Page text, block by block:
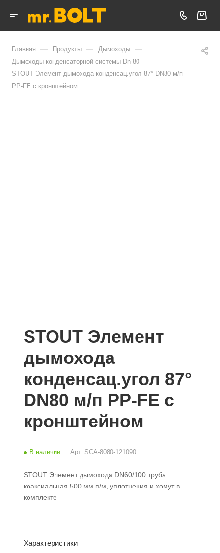
Главная — Продукты — Дымоходы —
Дымоходы конденсаторной системы Dn 80 —
STOUT Элемент дымохода конденсац.угол 87° DN80 м/п
PP-FE с кронштейном
STOUT Элемент
дымохода
конденсац.угол 87°
DN80 м/п PP-FE с
кронштейном
В наличии Арт. SCA-8080-121090
STOUT Элемент дымохода DN60/100 труба
коаксиальная 500 мм п/м, уплотнения и хомут в
комплекте
Характеристики